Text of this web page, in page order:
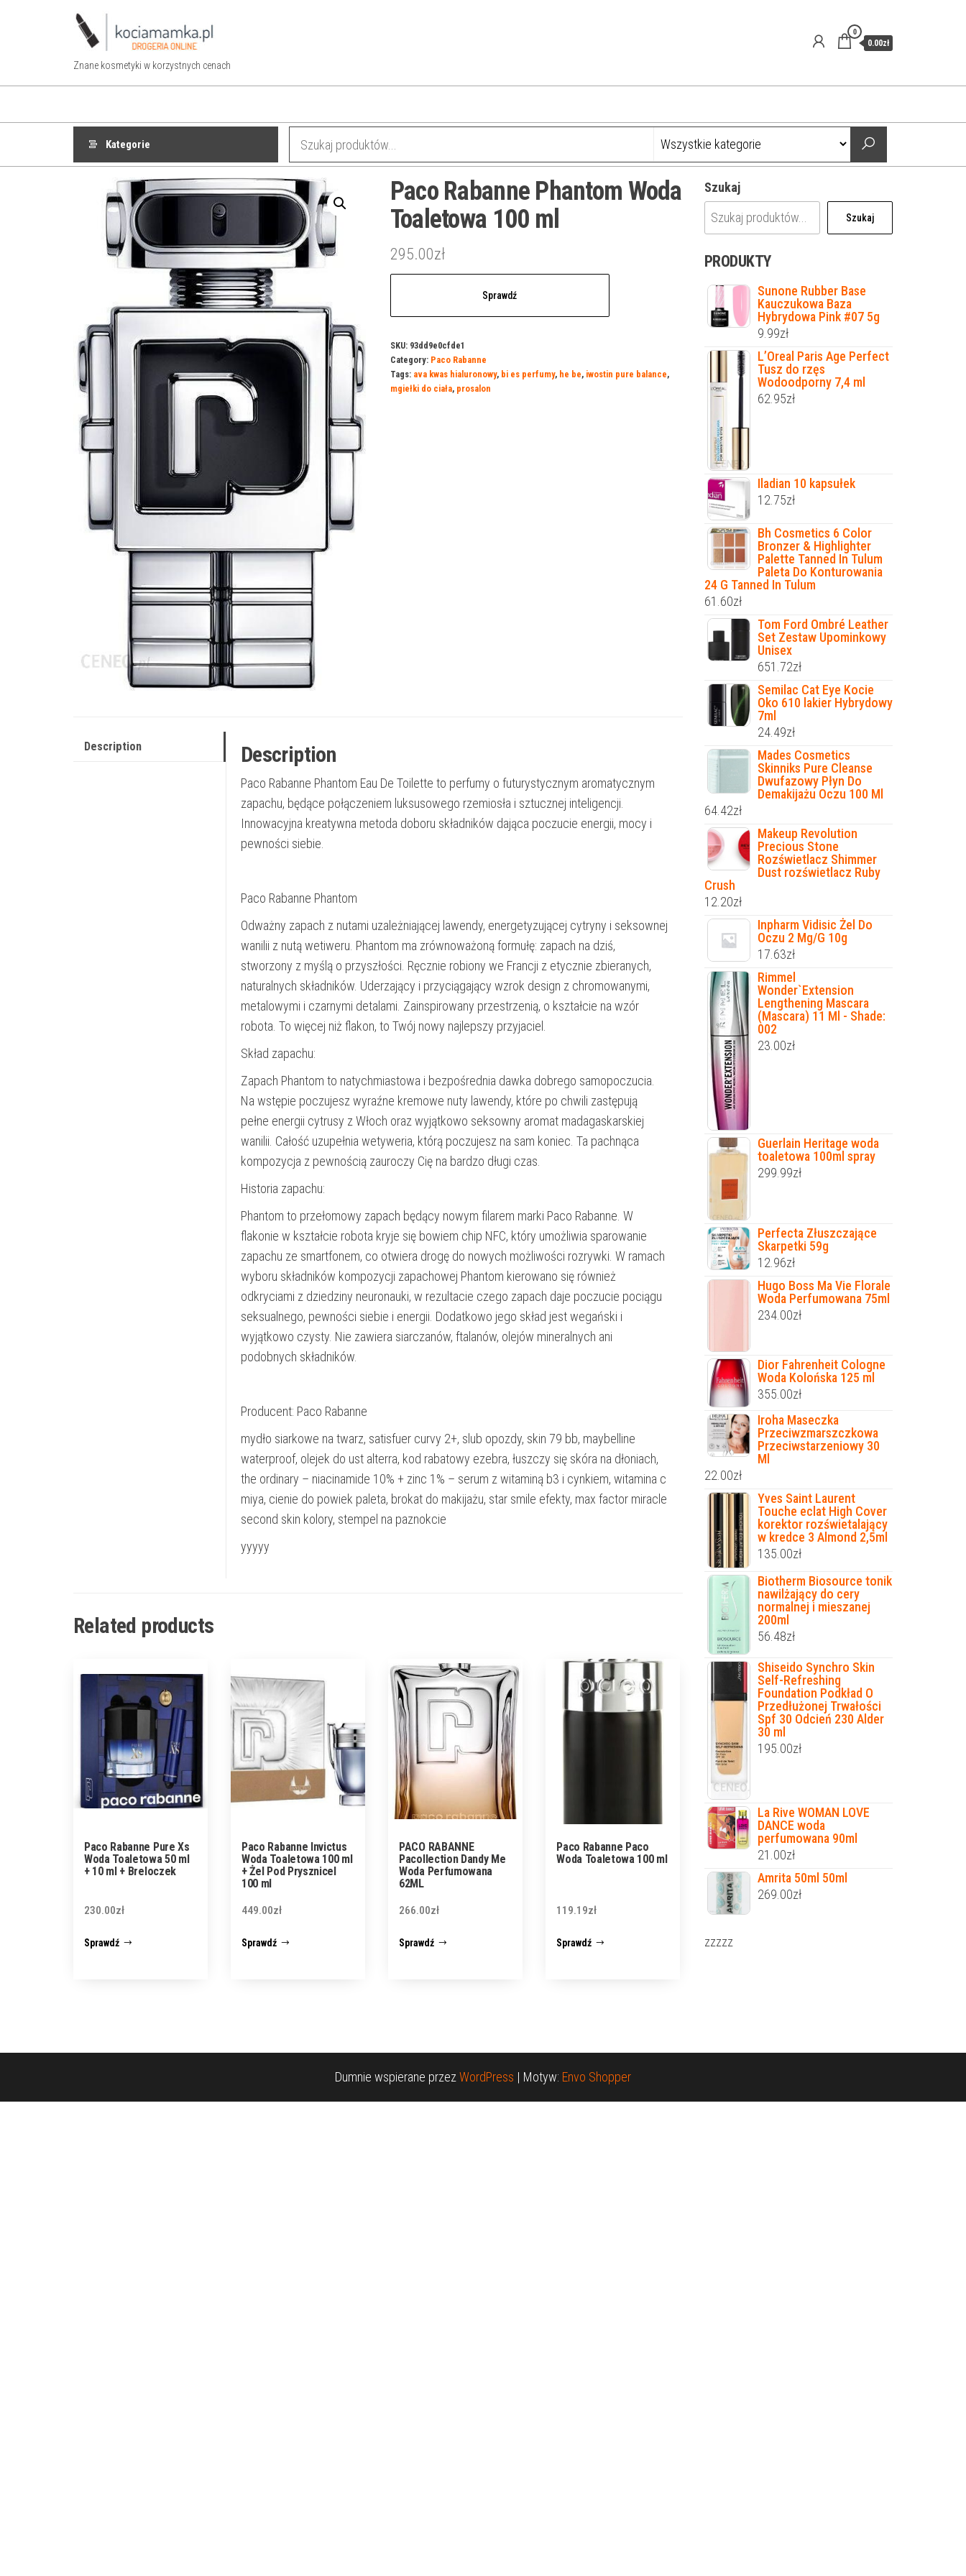
Znane kosmetyki w korzystnych cenach
0
0.00zł
Kategorie
Paco Rabanne Phantom Woda
Toaletowa 100 ml
295.00zł
Sprawdź
SKU: 93dd9e0cfde1
Category: Paco Rabanne
Tags: ava kwas hialuronowy, bi es perfumy, he be, iwostin pure balance,
mgiełki do ciała, prosalon
Description Description
Paco Rabanne Phantom Eau De Toilette to perfumy o futurystycznym aromatycznym
zapachu, będące połączeniem luksusowego rzemiosła i sztucznej inteligencji.
Innowacyjna kreatywna metoda doboru składników dająca poczucie energii, mocy i
pewności siebie.
Paco Rabanne Phantom
Odważny zapach z nutami uzależniającej lawendy, energetyzującej cytryny i seksownej
wanilii z nutą wetiweru. Phantom ma zrównoważoną formułę: zapach na dziś,
stworzony z myślą o przyszłości. Ręcznie robiony we Francji z etycznie zbieranych,
naturalnych składników. Uderzający i przyciągający wzrok design z chromowanymi,
metalowymi i czarnymi detalami. Zainspirowany przestrzenią, o kształcie na wzór
robota. To więcej niż flakon, to Twój nowy najlepszy przyjaciel.
Skład zapachu:
Zapach Phantom to natychmiastowa i bezpośrednia dawka dobrego samopoczucia.
Na wstępie poczujesz wyraźne kremowe nuty lawendy, które po chwili zastępują
pełne energii cytrusy z Włoch oraz wyjątkowo seksowny aromat madagaskarskiej
wanilii. Całość uzupełnia wetyweria, którą poczujesz na sam koniec. Ta pachnąca
kompozycja z pewnością zauroczy Cię na bardzo długi czas.
Historia zapachu:
Phantom to przełomowy zapach będący nowym filarem marki Paco Rabanne. W
flakonie w kształcie robota kryje się bowiem chip NFC, który umożliwia sparowanie
zapachu ze smartfonem, co otwiera drogę do nowych możliwości rozrywki. W ramach
wyboru składników kompozycji zapachowej Phantom kierowano się również
odkryciami z dziedziny neuronauki, w rezultacie czego zapach daje poczucie pociągu
seksualnego, pewności siebie i energii. Dodatkowo jego skład jest wegański i
wyjątkowo czysty. Nie zawiera siarczanów, ftalanów, olejów mineralnych ani
podobnych składników.
Producent: Paco Rabanne
mydło siarkowe na twarz, satisfuer curvy 2+, slub opozdy, skin 79 bb, maybelline
waterproof, olejek do ust alterra, kod rabatowy ezebra, łuszczy się skóra na dłoniach,
the ordinary – niacinamide 10% + zinc 1% – serum z witaminą b3 i cynkiem, witamina c
miya, cienie do powiek paleta, brokat do makijażu, star smile efekty, max factor miracle
second skin kolory, stempel na paznokcie
yyyyy
Related products
Paco Rabanne Pure Xs
Woda Toaletowa 50 ml
+ 10 ml + Breloczek
230.00zł
Sprawdź
Paco Rabanne Invictus
Woda Toaletowa 100 ml
+ Żel Pod Prysznicel
100 ml
449.00zł
Sprawdź
PACO RABANNE
Pacollection Dandy Me
Woda Perfumowana
62ML
266.00zł
Sprawdź
Paco Rabanne Paco
Woda Toaletowa 100 ml
119.19zł
Sprawdź
Szukaj
Szukaj
PRODUKTY
Sunone Rubber Base
Kauczukowa Baza
Hybrydowa Pink #07 5g
9.99zł
L’Oreal Paris Age Perfect
Tusz do rzęs
Wodoodporny 7,4 ml
62.95zł
Iladian 10 kapsułek
12.75zł
Bh Cosmetics 6 Color
Bronzer & Highlighter
Palette Tanned In Tulum
Paleta Do Konturowania
24 G Tanned In Tulum
61.60zł
Tom Ford Ombré Leather
Set Zestaw Upominkowy
Unisex
651.72zł
Semilac Cat Eye Kocie
Oko 610 lakier Hybrydowy
7ml
24.49zł
Mades Cosmetics
Skinniks Pure Cleanse
Dwufazowy Płyn Do
Demakijażu Oczu 100 Ml
64.42zł
Makeup Revolution
Precious Stone
Rozświetlacz Shimmer
Dust rozświetlacz Ruby
Crush
12.20zł
Inpharm Vidisic Żel Do
Oczu 2 Mg/G 10g
17.63zł
Rimmel
Wonder`Extension
Lengthening Mascara
(Mascara) 11 Ml - Shade:
002
23.00zł
Guerlain Heritage woda
toaletowa 100ml spray
299.99zł
Perfecta Złuszczające
Skarpetki 59g
12.96zł
Hugo Boss Ma Vie Florale
Woda Perfumowana 75ml
234.00zł
Dior Fahrenheit Cologne
Woda Kolońska 125 ml
355.00zł
Iroha Maseczka
Przeciwzmarszczkowa
Przeciwstarzeniowy 30
Ml
22.00zł
Yves Saint Laurent
Touche eclat High Cover
korektor rozświetalający
w kredce 3 Almond 2,5ml
135.00zł
Biotherm Biosource tonik
nawilżający do cery
normalnej i mieszanej
200ml
56.48zł
Shiseido Synchro Skin
Self-Refreshing
Foundation Podkład O
Przedłużonej Trwałości
Spf 30 Odcień 230 Alder
30 ml
195.00zł
La Rive WOMAN LOVE
DANCE woda
perfumowana 90ml
21.00zł
Amrita 50ml 50ml
269.00zł
zzzzz
Dumnie wspierane przez WordPress | Motyw: Envo Shopper